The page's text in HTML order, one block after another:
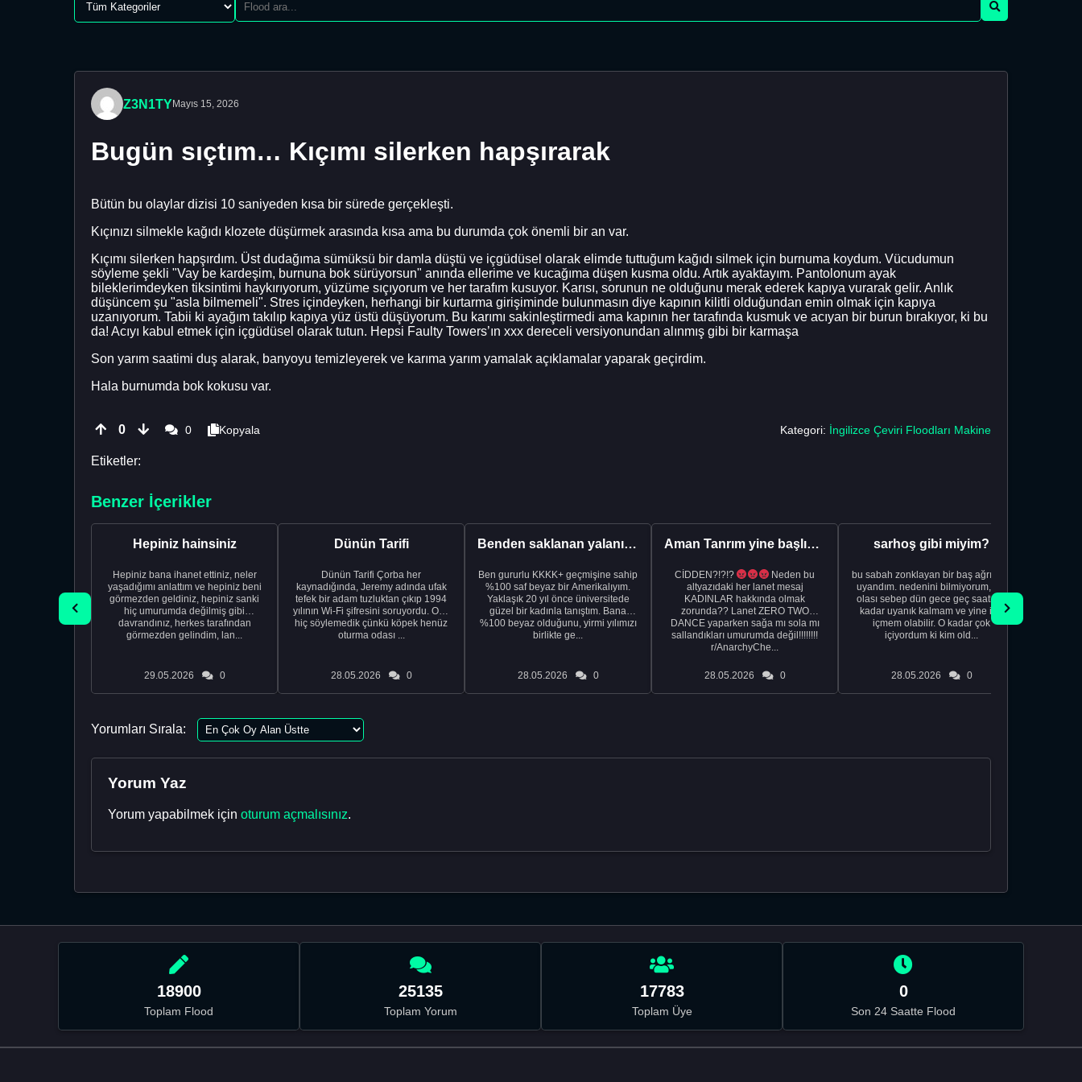
Z3N1TYMayıs 15, 2026
Bugün sıçtım… Kıçımı silerken hapşırarak
Bütün bu olaylar dizisi 10 saniyeden kısa bir sürede gerçekleşti.
Kıçınızı silmekle kağıdı klozete düşürmek arasında kısa ama bu durumda çok önemli bir an var.
Kıçımı silerken hapşırdım. Üst dudağıma sümüksü bir damla düştü ve içgüdüsel olarak elimde tuttuğum kağıdı silmek için burnuma koydum. Vücudumun
söyleme şekli "Vay be kardeşim, burnuna bok sürüyorsun" anında ellerime ve kucağıma düşen kusma oldu. Artık ayaktayım. Pantolonum ayak
bileklerimdeyken tiksintimi haykırıyorum, yüzüme sıçıyorum ve her tarafım kusuyor. Karısı, sorunun ne olduğunu merak ederek kapıya vurarak gelir. Anlık
düşüncem şu "asla bilmemeli". Stres içindeyken, herhangi bir kurtarma girişiminde bulunmasın diye kapının kilitli olduğundan emin olmak için kapıya
uzanıyorum. Tabii ki ayağım takılıp kapıya yüz üstü düşüyorum. Bu karımı sakinleştirmedi ama kapının her tarafında kusmuk ve acıyan bir burun bırakıyor, ki bu
da! Acıyı kabul etmek için içgüdüsel olarak tutun. Hepsi Faulty Towers’ın xxx dereceli versiyonundan alınmış gibi bir karmaşa
Son yarım saatimi duş alarak, banyoyu temizleyerek ve karıma yarım yamalak açıklamalar yaparak geçirdim.
Hala burnumda bok kokusu var.
0 0 Kopyala Kategori: İngilizce Çeviri Floodları Makine
Etiketler:
Benzer İçerikler
Hepiniz hainsiniz
Hepiniz bana ihanet ettiniz, neler
yaşadığımı anlattım ve hepiniz beni
görmezden geldiniz, hepiniz sanki
hiç umurumda değilmiş gibi
davrandınız, herkes tarafından
görmezden gelindim, lan...
29.05.2026 0
Dünün Tarifi
Dünün Tarifi Çorba her
kaynadığında, Jeremy adında ufak
tefek bir adam tuzluktan çıkıp 1994
yılının Wi-Fi şifresini soruyordu. Ona
hiç söylemedik çünkü köpek henüz
oturma odası ...
28.05.2026 0
Benden saklanan yalanı ortaya çıkardıktan sonra eşimden...
Ben gururlu KKKK+ geçmişine sahip
%100 saf beyaz bir Amerikalıyım.
Yaklaşık 20 yıl önce üniversitede
güzel bir kadınla tanıştım. Bana
%100 beyaz olduğunu, yirmi yılımızı
birlikte ge...
28.05.2026 0
Aman Tanrım yine başlıyoruz..
CİDDEN?!?!?
Neden bu
altyazıdaki her lanet mesaj
KADINLAR hakkında olmak
zorunda?? Lanet ZERO TWO
DANCE yaparken sağa mı sola mı
sallandıkları umurumda değil!!!!!!!!
r/AnarchyChe...
28.05.2026 0
sarhoş gibi miyim?
bu sabah zonklayan bir baş ağrısıyla
uyandım. nedenini bilmiyorum, tek
olası sebep dün gece geç saatlere
kadar uyanık kalmam ve yine içki
içmem olabilir. O kadar çok
içiyordum ki kim old...
28.05.2026 0
Yorumları Sırala:
Yorum Yaz
Yorum yapabilmek için oturum açmalısınız.
18900
Toplam Flood
25135
Toplam Yorum
17783
Toplam Üye
0
Son 24 Saatte Flood